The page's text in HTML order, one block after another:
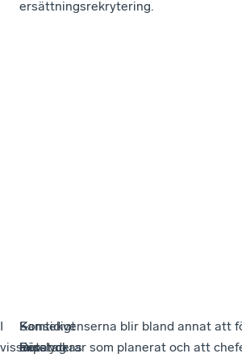
ersättningsrekrytering.
I
vissa
–
Företag
Samtidigt
misslyckas
–
Det
Konsekvenserna blir bland annat att
expanderar som planerat och att